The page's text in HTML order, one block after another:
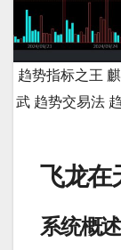
趋势指标之王
武 趋势交易法
飞龙在
系统概述